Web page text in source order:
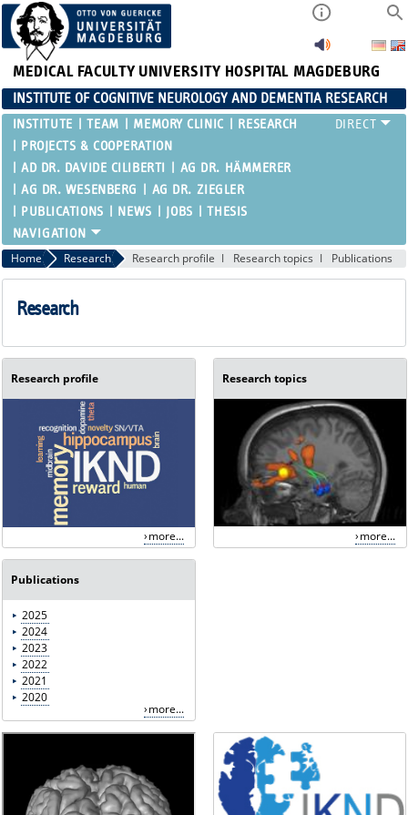
MEDICAL FACULTY UNIVERSITY HOSPITAL MAGDEBURG
INSTITUTE OF COGNITIVE NEUROLOGY AND DEMENTIA RESEARCH
INSTITUTE TEAM MEMORY CLINIC
RESEARCH
PROJECTS & COOPERATION
AD DR. DAVIDE CILIBERTI
AG DR. HÄMMERER
AG DR. WESENBERG
AG DR. ZIEGLER
PUBLICATIONS
NEWS JOBS THESIS
Home Research Research profile Research topics Publications
Research
Research profile
more...
Research topics
more...
Publications
2025
2024
2023
2022
2021
2020
more...